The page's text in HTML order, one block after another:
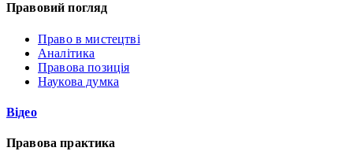
Правовий погляд
Право в мистецтві
Аналітика
Правова позиція
Наукова думка
Відео
Правова практика